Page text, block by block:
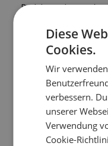
Badehose Jungen
18,96 € 12,35 €
auf Lager
Diese
Cookies.
Wir
verbessern.
unserer
Verwendung
Cookie-